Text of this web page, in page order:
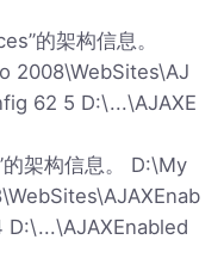
的架构信息。
2008\WebSites\AJ
62 5 D:\...\AJAXE
架构信息。 D:\My